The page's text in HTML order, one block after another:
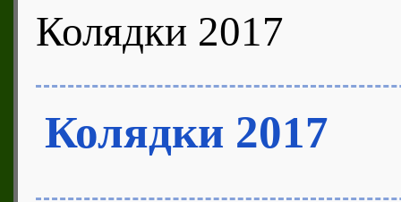
Колядки 2017
Колядки 2017